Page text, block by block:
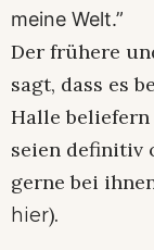
meine Welt.”
Der frühere
sagt, dass es
Halle
seien definitiv
gerne bei
hier).